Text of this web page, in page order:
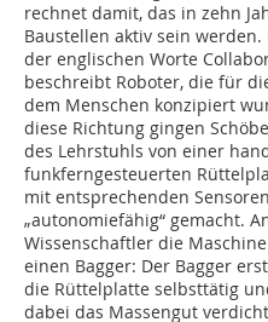
rechnet damit, das in zehn
Baustellen aktiv sein
der englischen Worte
beschreibt Roboter, die für
dem Menschen konzipiert
diese Richtung gingen
des Lehrstuhls von einer
funkferngesteuerten
mit entsprechenden
„autonomiefähig“ gemacht.
Wissenschaftler die
einen Bagger: Der Bagger
die Rüttelplatte selbsttätig
dabei das Massengut